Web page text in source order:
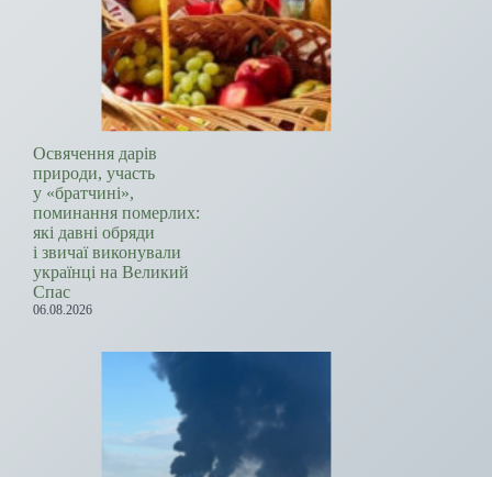
Освячення дарів
природи, участь
у «братчині»,
поминання померлих:
які давні обряди
і звичаї виконували
українці на Великий
Спас
06.08.2026